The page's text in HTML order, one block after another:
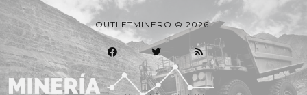
OUTLETMINERO © 2026.